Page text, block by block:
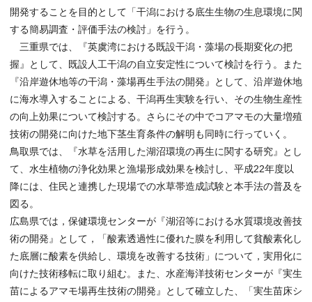
開発することを目的として「干潟における底生生物の生息環境に関
する簡易調査・評価手法の検討」を行う。
三重県では、『英虞湾における既設干潟・藻場の長期変化の把
握』として、既設人工干潟の自立安定性について検討を行う。また
『沿岸遊休地等の干潟・藻場再生手法の開発』として、沿岸遊休地
に海水導入することによる、干潟再生実験を行い、その生物生産性
の向上効果について検討する。さらにその中でコアマモの大量増殖
技術の開発に向けた地下茎生育条件の解明も同時に行っていく。
鳥取県では、『水草を活用した湖沼環境の再生に関する研究』とし
て、水生植物の浄化効果と漁場形成効果を検討し、平成22年度以
降には、住民と連携した現場での水草帯造成試験と本手法の普及を
図る。
広島県では，保健環境センターが『湖沼等における水質環境改善技
術の開発』として，「酸素透過性に優れた膜を利用して貧酸素化し
た底層に酸素を供給し、環境を改善する技術」について，実用化に
向けた技術移転に取り組む。また、水産海洋技術センターが『実生
苗によるアマモ場再生技術の開発』として確立した、「実生苗床シ